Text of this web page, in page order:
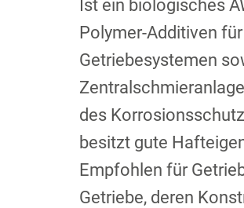
Ist ein biologisches
Polymer-Additiven
Getriebesystemen
des
besitzt gute
Empfohlen für
Getriebe, deren